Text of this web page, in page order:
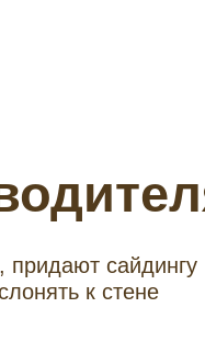
придают сайдингу
к стене